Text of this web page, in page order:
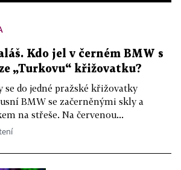
Kdo jel v černém BMW s
„Turkovu“ křižovatku?
se do jedné pražské křižovatky
BMW se začerněnými skly a
na střeše. Na červenou...